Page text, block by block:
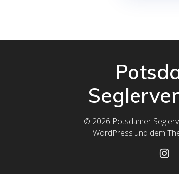
© 2026 Potsdamer
WordPress und dem